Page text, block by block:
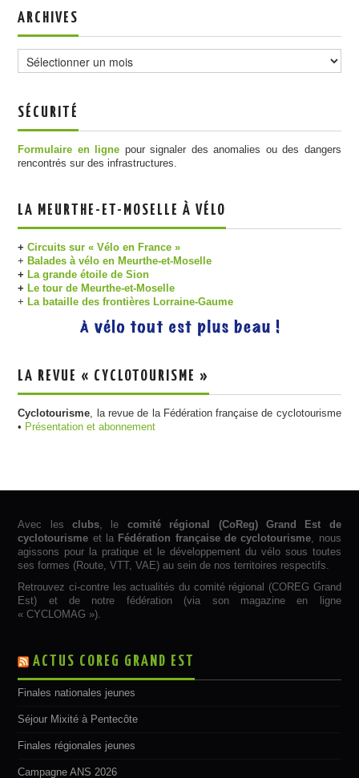
ARCHIVES
SÉCURITÉ
Formulaire en ligne pour signaler des anomalies ou des dangers
rencontrés sur des infrastructures.
LA MEURTHE-ET-MOSELLE À VÉLO
+Circuits sur « Vélo en France »
+ Balades à vélo en Meurthe-et-Moselle
+ La grande étoile de Sion
+ Le tour de Meurthe-et-Moselle
+ La bataille des frontières Lorraine-Gaume
LA REVUE « CYCLOTOURISME »
Cyclotourisme, la revue de la Fédération française de cyclotourisme
• Présentation et abonnement
Avec lesclubs, le comité régional (CoReg) Grand Est de
cyclotourisme et la Fédération française de cyclotourisme, nous
agissons pour la pratique et le développement du vélo sous toutes
ses formes (Route, VTT, VAE) au sein de nos territoires respectifs.
Retrouvez ci-contre les actualités du comité régional (COREG Grand
Est) et de notre fédération (via son magazine en ligne
« CYCLOMAG »).
ACTUS COREG GRAND EST
Finales nationales jeunes
Séjour Mixité à Pentecôte
Finales régionales jeunes
Campagne ANS 2026